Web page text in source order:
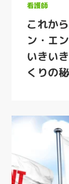
看護師
これか
ン・エ
いきい
くりの